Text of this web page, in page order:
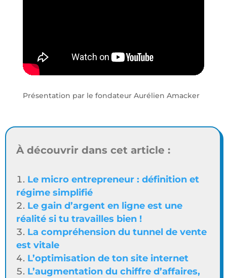
Présentation par le fondateur Aurélien Amacker
À découvrir dans cet article :
Le micro entrepreneur : définition et
régime simplifié
Le gain d’argent en ligne est une
réalité si tu travailles bien !
La compréhension du tunnel de vente
est vitale
L’optimisation de ton site internet
L’augmentation du chiffre d’affaires,